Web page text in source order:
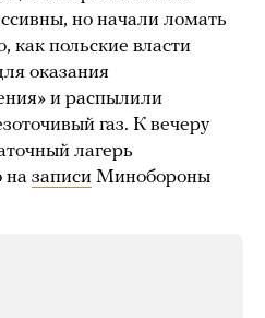
но начали ломать
как польские власти
оказания
и распылили
газ. К вечеру
лагерь
на записи Минобороны